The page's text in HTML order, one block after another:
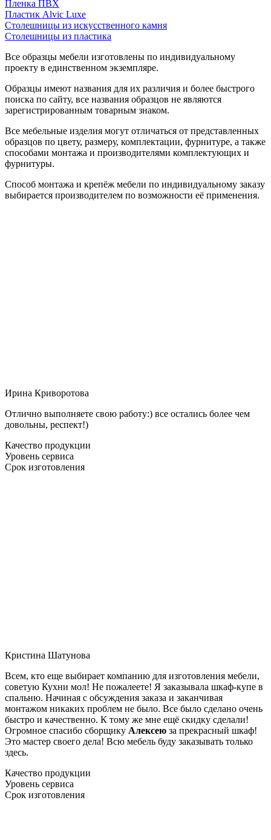
Пленка ПВХ
Пластик Alvic Luxe
Столешницы из искусственного камня
Столешницы из пластика
Все образцы мебели изготовлены по индивидуальному
проекту в единственном экземпляре.
Образцы имеют названия для их различия и более быстрого
поиска по сайту, все названия образцов не являются
зарегистрированным товарным знаком.
Все мебельные изделия могут отличаться от представленных
образцов по цвету, размеру, комплектации, фурнитуре, а также
способами монтажа и производителями комплектующих и
фурнитуры.
Способ монтажа и крепёж мебели по индивидуальному заказу
выбирается производителем по возможности её применения.
Ирина Криворотова
Отлично выполняете свою работу:) все остались более чем
довольны, респект!)
Качество продукции
Уровень сервиса
Срок изготовления
Кристина Шатунова
Всем, кто еще выбирает компанию для изготовления мебели,
советую Кухни мол! Не пожалеете! Я заказывала шкаф-купе в
спальню. Начиная с обсуждения заказа и заканчивая
монтажом никаких проблем не было. Все было сделано очень
быстро и качественно. К тому же мне ещё скидку сделали!
Огромное спасибо сборщику Алексею за прекрасный шкаф!
Это мастер своего дела! Всю мебель буду заказывать только
здесь.
Качество продукции
Уровень сервиса
Срок изготовления